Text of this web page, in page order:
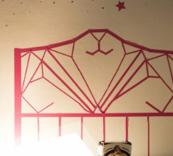
AKTUELLES
ANGEBOTE
PROJEKTE
PRESSE
SPENDE